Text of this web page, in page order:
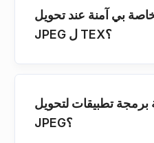
بي آمنة عند تحويل
JPEG ل TEX؟
تطبيقات لتحويل
JPEG؟